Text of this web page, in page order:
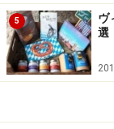
5
ヴ
選